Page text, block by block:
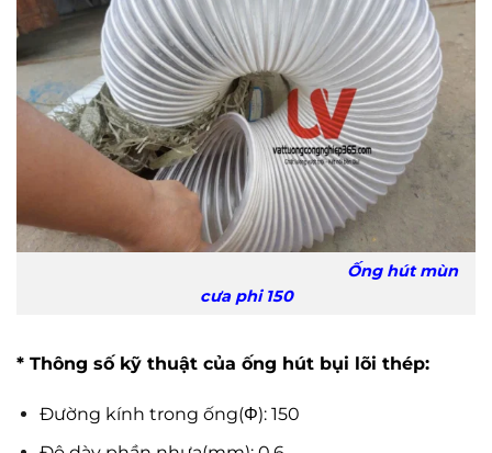
Ống hút mùn
cưa phi 150
* Thông số kỹ thuật của ống hút bụi lõi thép:
Đường kính trong ống(Φ): 150